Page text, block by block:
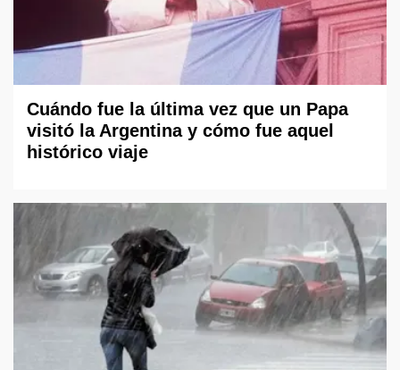
Cuándo fue la última vez que un Papa
visitó la Argentina y cómo fue aquel
histórico viaje